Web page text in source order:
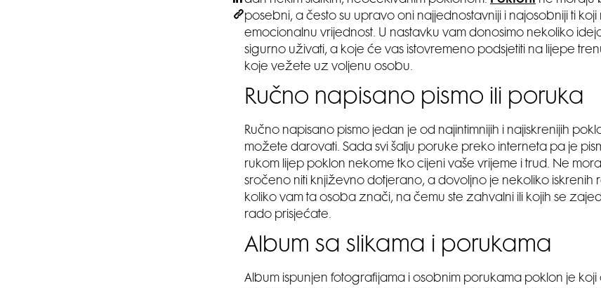
posebni, a često su upravo oni najjednostavniji i najosobniji ti
emocionalnu vrijednost. U nastavku vam donosimo nekoliko
sigurno uživati, a koje će vas istovremeno podsjetiti na lijepe
koje vežete uz voljenu osobu.
Ručno napisano pismo ili poruka
Ručno napisano pismo jedan je od najintimnijih i najiskrenijih
možete darovati. Sada svi šalju poruke preko interneta pa je
rukom lijep poklon nekome tko cijeni vaše vrijeme i trud. Ne
sročeno niti književno dotjerano, a dovoljno je nekoliko iskrenih
koliko vam ta osoba znači, na čemu ste zahvalni ili kojih se
rado prisjećate.
Album sa slikama i porukama
Album ispunjen fotografijama i osobnim porukama poklon je koji